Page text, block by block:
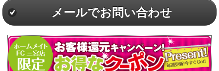
メールでお問い合わせ